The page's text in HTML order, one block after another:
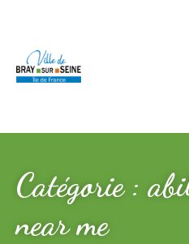
Catégorie :
near me